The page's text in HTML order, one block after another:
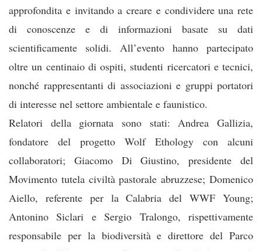
approfondita e invitando a creare e condividere una rete
di conoscenze e di informazioni basate su dati
scientificamente solidi. All’evento hanno partecipato
oltre un centinaio di ospiti, studenti ricercatori e tecnici,
nonché rappresentanti di associazioni e gruppi portatori
di interesse nel settore ambientale e faunistico.
Relatori della giornata sono stati: Andrea Gallizia,
fondatore del progetto Wolf Ethology con alcuni
collaboratori; Giacomo Di Giustino, presidente del
Movimento tutela civiltà pastorale abruzzese; Domenico
Aiello, referente per la Calabria del WWF Young;
Antonino Siclari e Sergio Tralongo, rispettivamente
responsabile per la biodiversità e direttore del Parco